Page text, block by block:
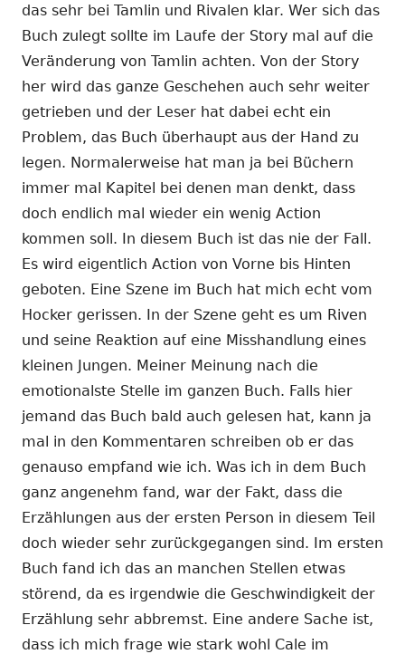
das sehr bei Tamlin und Rivalen klar. Wer sich das
Buch zulegt sollte im Laufe der Story mal auf die
Veränderung von Tamlin achten. Von der Story
her wird das ganze Geschehen auch sehr weiter
getrieben und der Leser hat dabei echt ein
Problem, das Buch überhaupt aus der Hand zu
legen. Normalerweise hat man ja bei Büchern
immer mal Kapitel bei denen man denkt, dass
doch endlich mal wieder ein wenig Action
kommen soll. In diesem Buch ist das nie der Fall.
Es wird eigentlich Action von Vorne bis Hinten
geboten. Eine Szene im Buch hat mich echt vom
Hocker gerissen. In der Szene geht es um Riven
und seine Reaktion auf eine Misshandlung eines
kleinen Jungen. Meiner Meinung nach die
emotionalste Stelle im ganzen Buch. Falls hier
jemand das Buch bald auch gelesen hat, kann ja
mal in den Kommentaren schreiben ob er das
genauso empfand wie ich. Was ich in dem Buch
ganz angenehm fand, war der Fakt, dass die
Erzählungen aus der ersten Person in diesem Teil
doch wieder sehr zurückgegangen sind. Im ersten
Buch fand ich das an manchen Stellen etwas
störend, da es irgendwie die Geschwindigkeit der
Erzählung sehr abbremst. Eine andere Sache ist,
dass ich mich frage wie stark wohl Cale im